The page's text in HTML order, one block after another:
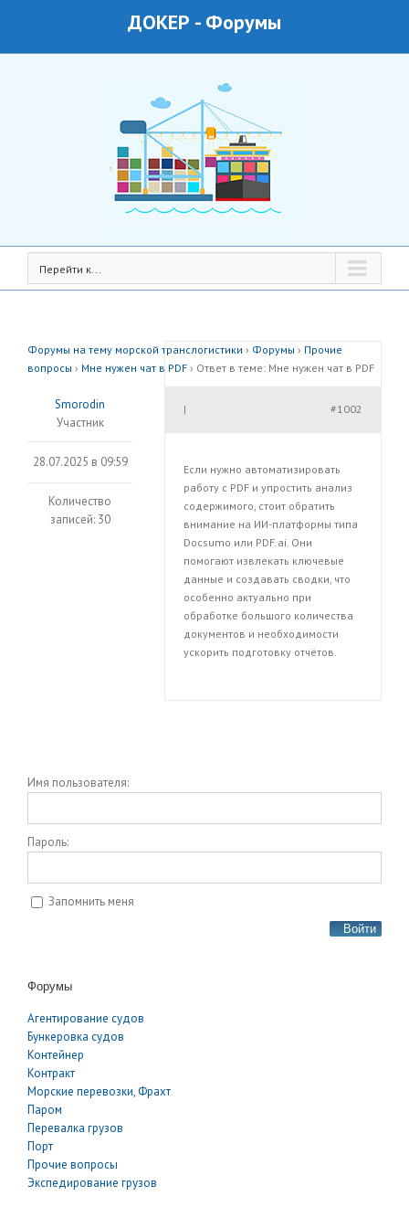
ДОКЕР - Форумы
Перейти к...
Форумы на тему морской транслогистики › Форумы › Прочие
вопросы › Мне нужен чат в PDF › Ответ в теме: Мне нужен чат в PDF
Smorodin
Участник
28.07.2025 в 09:59
Количество
записей: 30
#1002
|
Если нужно автоматизировать
работу с PDF и упростить анализ
содержимого, стоит обратить
внимание на ИИ-платформы типа
Docsumo или PDF.ai. Они
помогают извлекать ключевые
данные и создавать сводки, что
особенно актуально при
обработке большого количества
документов и необходимости
ускорить подготовку отчётов.
Имя пользователя:
Пароль:
Запомнить меня
Войти
Форумы
Агентирование судов
Бункеровка судов
Контейнер
Контракт
Морские перевозки, Фрахт
Паром
Перевалка грузов
Порт
Прочие вопросы
Экспедирование грузов